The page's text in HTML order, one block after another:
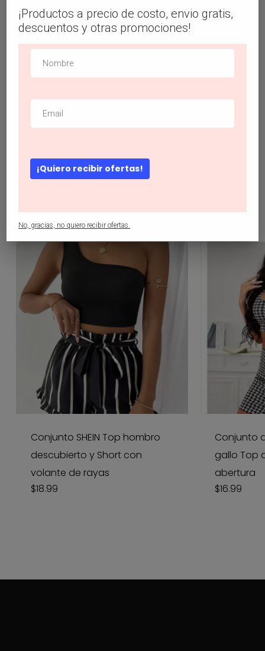
SKU:
CN20
Categoría:Conjuntos
Productos relacionados 1/4
Conjunto SHEIN Top hombro
descubierto y Short con
volante de rayas
$18.99
Conjunto
gallo Top
abertura
$16.99
¡Productos a precio de costo, envio gratis,
descuentos y otras promociones!
¡Quiero recibir ofertas!
No, gracias, no quiero recibir ofertas.